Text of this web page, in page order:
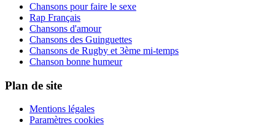
Chansons pour faire le sexe
Rap Français
Chansons d'amour
Chansons des Guinguettes
Chansons de Rugby et 3ème mi-temps
Chanson bonne humeur
Plan de site
Mentions légales
Paramètres cookies